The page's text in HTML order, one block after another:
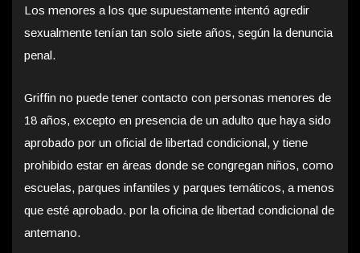
Los menores a los que supuestamente intentó agredir
sexualmente tenían tan solo siete años, según la denuncia
penal.
Griffin no puede tener contacto con personas menores de
18 años, excepto en presencia de un adulto que haya sido
aprobado por un oficial de libertad condicional, y tiene
prohibido estar en áreas donde se congregan niños, como
escuelas, parques infantiles y parques temáticos, a menos
que esté aprobado. por la oficina de libertad condicional de
antemano.